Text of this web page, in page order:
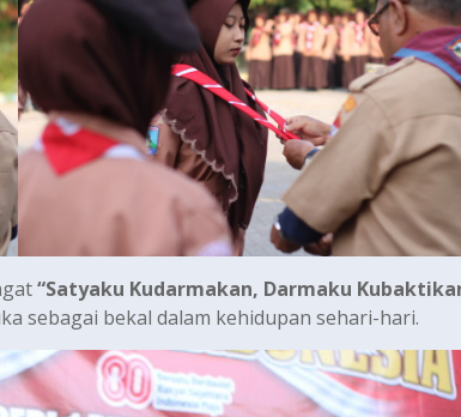
“Satyaku Kudarmakan, Darmaku
sebagai bekal dalam kehidupan sehari-hari.